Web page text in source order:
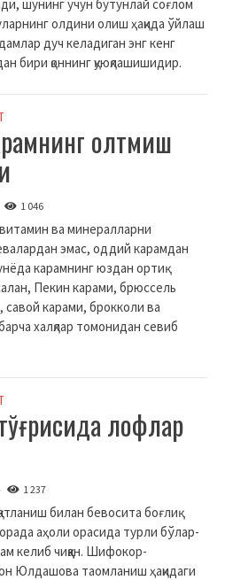
шунинг учун бутунлай соғлом
олдини олиш ҳақида ўйлаш
дуч келадиган энг кенг
бири қоннинг қуюқлашишидир.
олтмиш
1 046
ва минералларни
эмас, оддий карамдан
карамнинг юздан ортиқ
Пекин карами, брюссель
савой карами, брокколи ва
халқлар томонидан севиб
лофлар
1 237
билан бевосита боғлиқ
аҳоли орасида турли бўлар-
келиб чиққан. Шифокор-
Юлдашова таомланиш ҳақидаги